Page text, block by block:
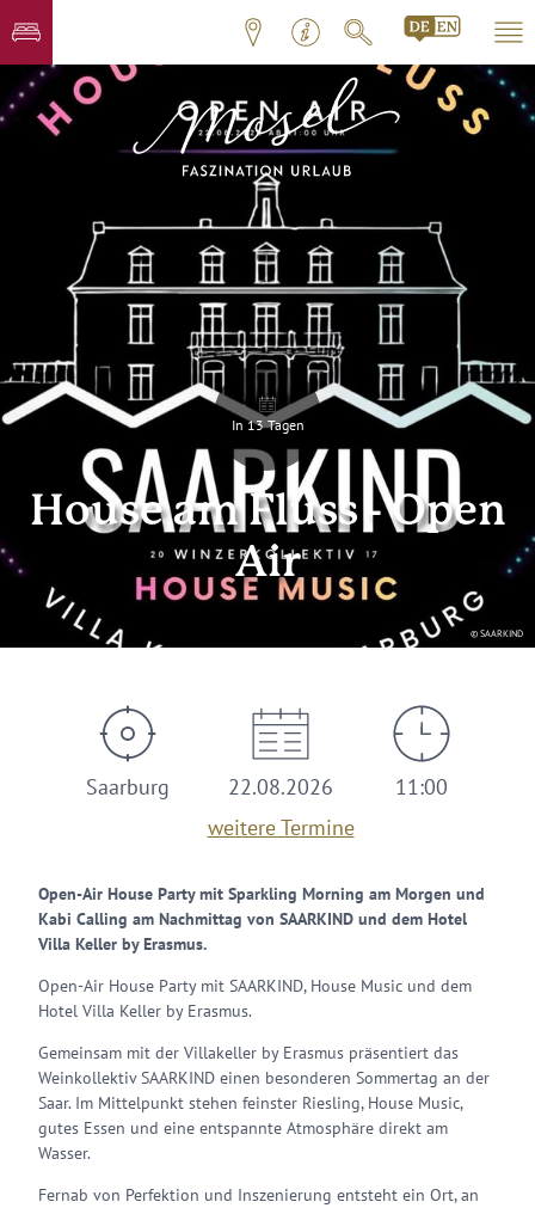
© SAARKIND
In 13 Tagen
House am Fluss - Open
Air
Saarburg
22.08.2026
weitere Termine
11:00
Open-Air House Party mit Sparkling Morning am Morgen und
Kabi Calling am Nachmittag von SAARKIND und dem Hotel
Villa Keller by Erasmus.
Open-Air House Party mit SAARKIND, House Music und dem
Hotel Villa Keller by Erasmus.
Gemeinsam mit der Villakeller by Erasmus präsentiert das
Weinkollektiv SAARKIND einen besonderen Sommertag an der
Saar. Im Mittelpunkt stehen feinster Riesling, House Music,
gutes Essen und eine entspannte Atmosphäre direkt am
Wasser.
Fernab von Perfektion und Inszenierung entsteht ein Ort, an